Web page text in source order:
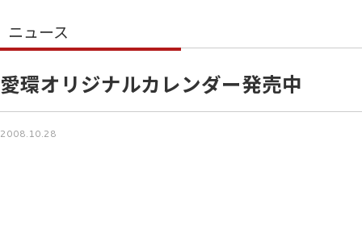
ニュース
愛環オリジナルカレンダー発売中
2008.10.28